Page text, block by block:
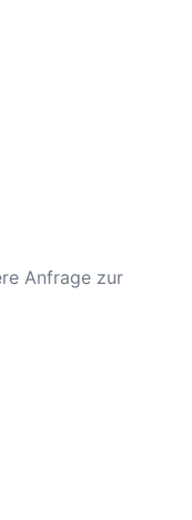
Anfrage zur